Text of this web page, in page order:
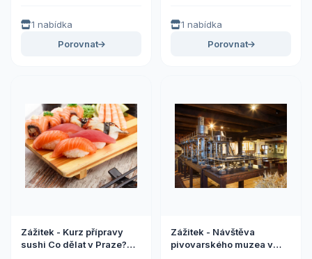
1 nabídka
Porovnat
1 nabídka
Porovnat
Zážitek - Kurz přípravy
sushi Co dělat v Praze?
Zážitek - Návštěva
pivovarského muzea v